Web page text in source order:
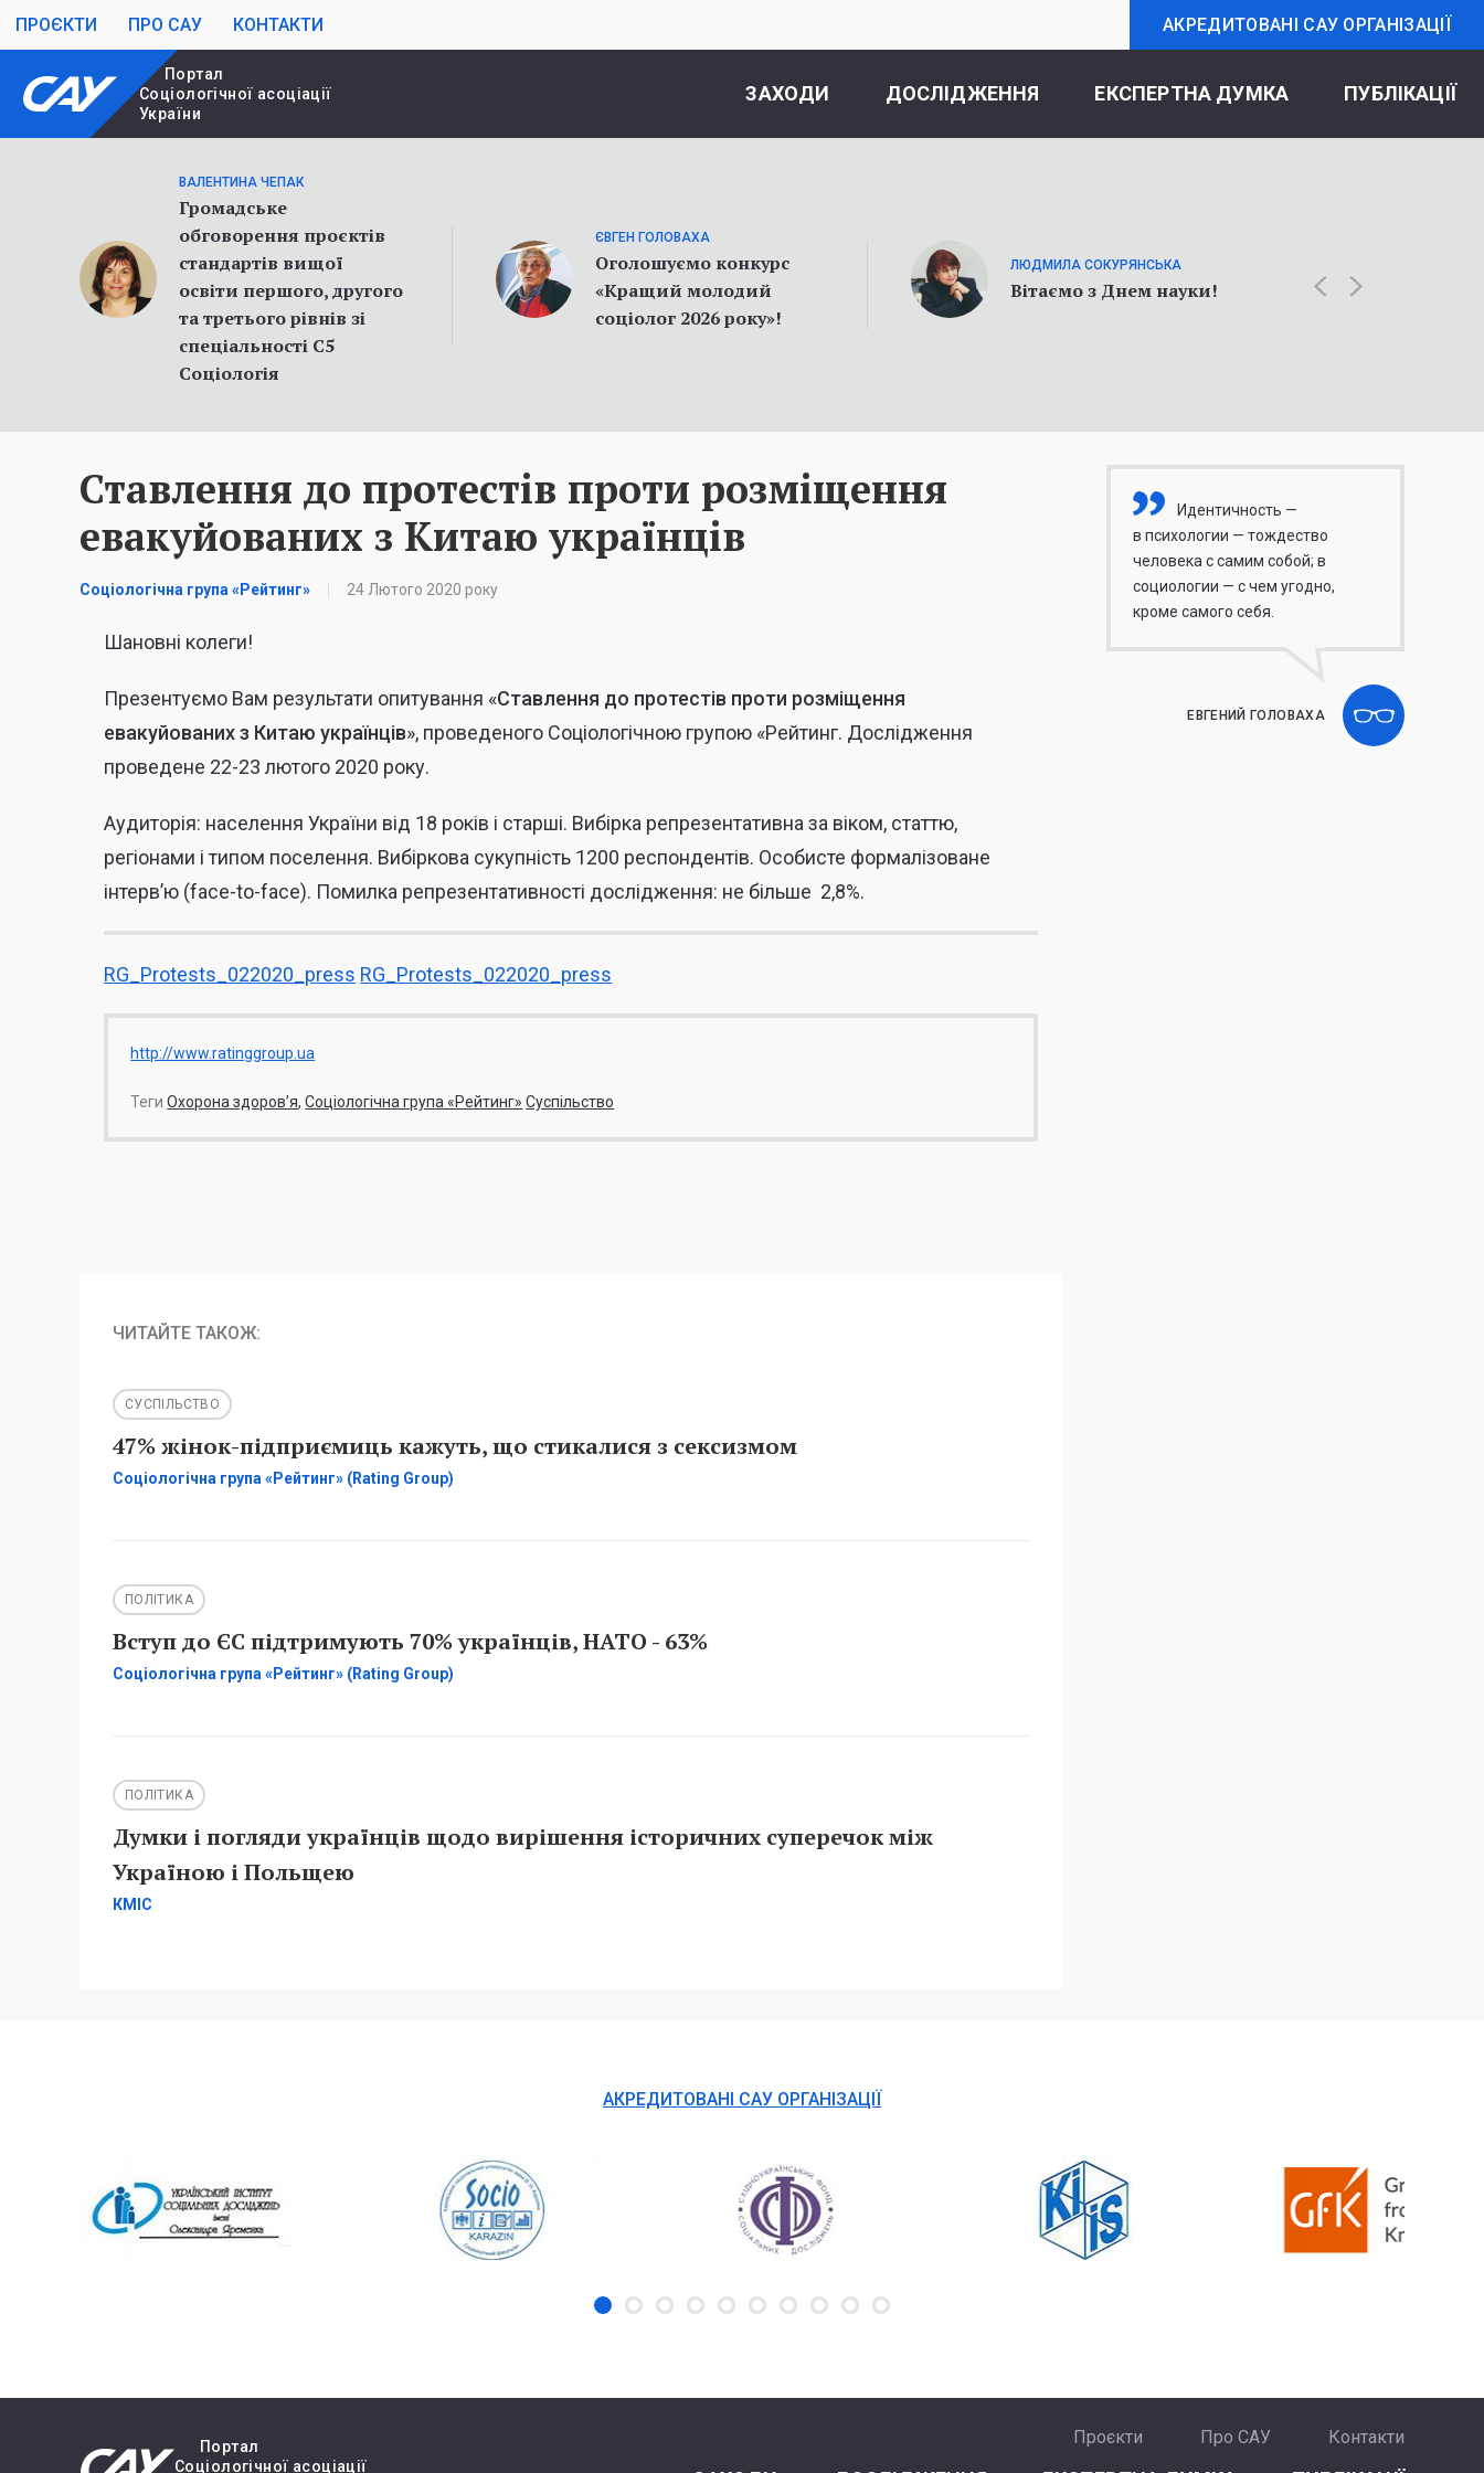
ПРОЄКТИ ПРО САУ КОНТАКТИ АКРЕДИТОВАНІ САУ ОРГАНІЗАЦІЇ
Портал
Cоціологічної асоціації
України
ЗАХОДИ ДОСЛІДЖЕННЯ ЕКСПЕРТНА ДУМКА ПУБЛІКАЦІЇ
ВАЛЕНТИНА ЧЕПАК
Громадське
обговорення проєктів
стандартів вищої
освіти першого, другого
та третього рівнів зі
спеціальності С5
Соціологія
ЄВГЕН ГОЛОВАХА
Оголошуємо конкурс
«Кращий молодий
соціолог 2026 року»!
ЛЮДМИЛА СОКУРЯНСЬКА
Вітаємо з Днем науки!
Ставлення до протестів проти розміщення
евакуйованих з Китаю українців
Соціологічна група «Рейтинг» 24 Лютого 2020 року
Шановні колеги!
Презентуємо Вам результати опитування «Ставлення до протестів проти розміщення
евакуйованих з Китаю українців», проведеного Соціологічною групою «Рейтинг. Дослідження
проведене 22-23 лютого 2020 року.
Аудиторія: населення України від 18 років і старші. Вибірка репрезентативна за віком, статтю,
регіонами і типом поселення. Вибіркова сукупність 1200 респондентів. Особисте формалізоване
інтерв’ю (face-to-face). Помилка репрезентативності дослідження: не більше 2,8%.
RG_Protests_022020_press RG_Protests_022020_press
http://www.ratinggroup.ua
Теги Охорона здоров’я Соціологічна група «Рейтинг» Суспільство
ЧИТАЙТЕ ТАКОЖ:
СУСПІЛЬСТВО
47% жінок-підприємиць кажуть, що стикалися з сексизмом
Соціологічна група «Рейтинг» (Rating Group)
ПОЛІТИКА
Вступ до ЄС підтримують 70% українців, НАТО - 63%
Соціологічна група «Рейтинг» (Rating Group)
ПОЛІТИКА
Думки і погляди українців щодо вирішення історичних суперечок між
Україною і Польщею
КМІС
Идентичность —
в психологии — тождество
человека с самим собой; в
социологии — с чем угодно,
кроме самого себя.
ЕВГЕНИЙ ГОЛОВАХА
АКРЕДИТОВАНІ САУ ОРГАНІЗАЦІЇ
Портал
Cоціологічної асоціації
Проєкти Про САУ Контакти